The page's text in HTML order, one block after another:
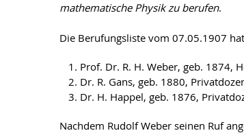
mathematische Physik zu berufen.
Die Berufungsliste vom 07.05.1907
Prof. Dr. R. H. Weber, geb. 1874,
Dr. R. Gans, geb. 1880,
Dr. H. Happel, geb. 1876,
Nachdem Rudolf Weber seinen Ruf